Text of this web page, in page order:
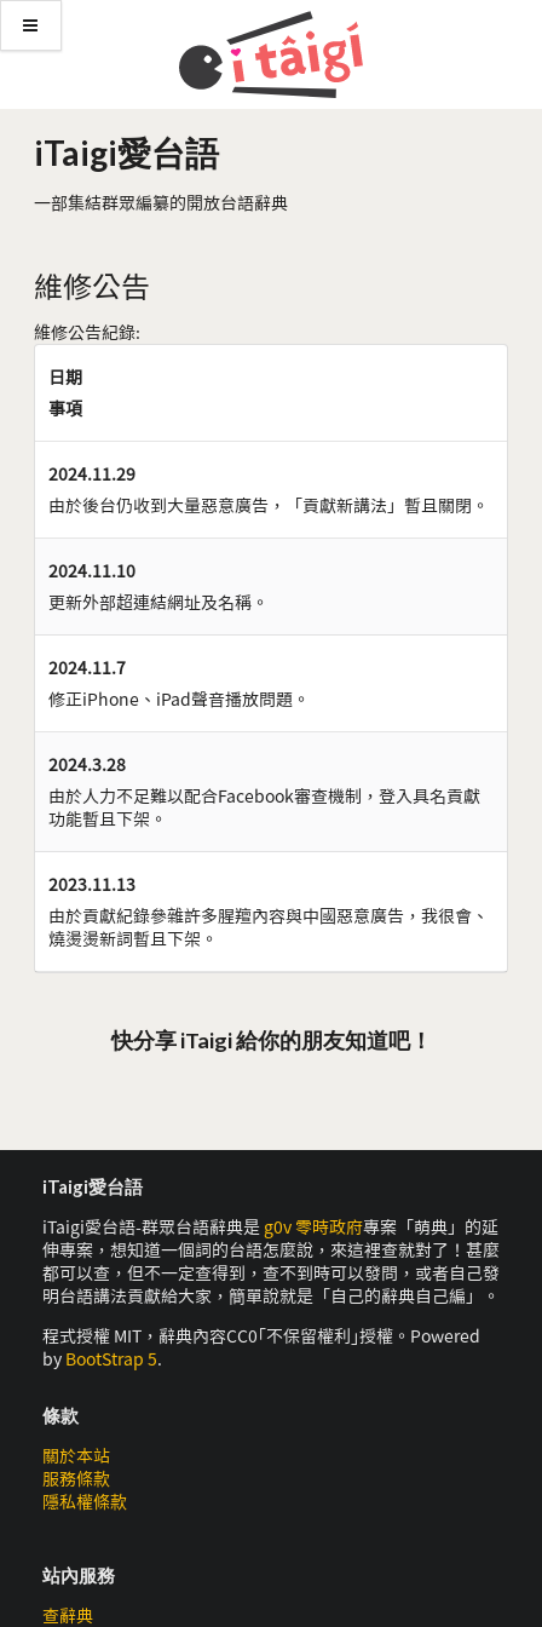
iTaigi愛台語
一部集結群眾編纂的開放台語辭典
維修公告
維修公告紀錄:
日期
事項
2024.11.29
由於後台仍收到大量惡意廣告，「貢獻新講法」暫且關閉。
2024.11.10
更新外部超連結網址及名稱。
2024.11.7
修正iPhone、iPad聲音播放問題。
2024.3.28
由於人力不足難以配合Facebook審查機制，登入具名貢獻
功能暫且下架。
2023.11.13
由於貢獻紀錄參雜許多腥羶內容與中國惡意廣告，我很會、
燒燙燙新詞暫且下架。
快分享 iTaigi 給你的朋友知道吧！
iTaigi愛台語
iTaigi愛台語-群眾台語辭典是 g0v 零時政府專案「萌典」的延
伸專案，想知道一個詞的台語怎麼說，來這裡查就對了！甚麼
都可以查，但不一定查得到，查不到時可以發問，或者自己發
明台語講法貢獻給大家，簡單說就是「自己的辭典自己編」。
程式授權 MIT，辭典內容CC0｢不保留權利｣授權。Powered
by BootStrap 5.
條款
關於本站
服務條款
隱私權條款
站內服務
查辭典